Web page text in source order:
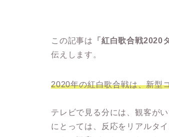
この記事は 「紅白歌合戦2020
伝えします。
2020年の紅白歌合戦は、新型
テレビで見る分には、観客が
にとっては、反応をリアルタ